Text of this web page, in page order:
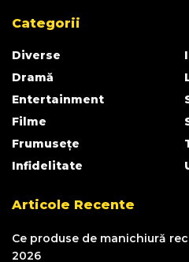
Categorii
Diverse
Dramă
Entertainment
Filme
Frumusețe
Infidelitate
Articole Recente
Ce produse de manichiură
2026